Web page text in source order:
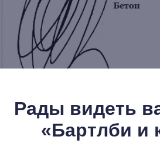
Рады видеть
«Бартлби и
Томас Бернхард: Бетон